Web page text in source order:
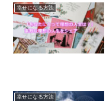
幸せになる方法
幸せになる方法